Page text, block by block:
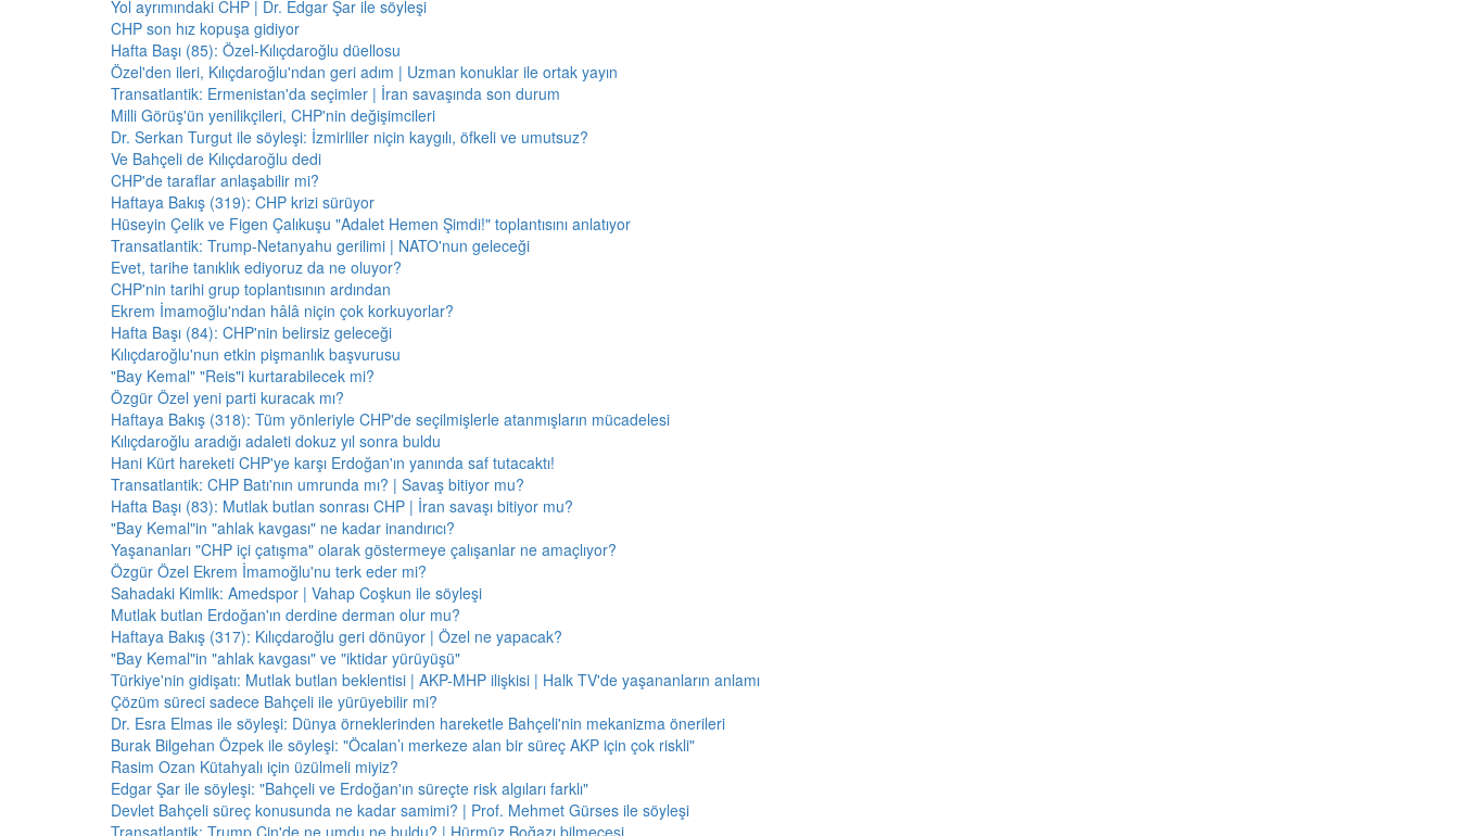
Yol ayrımındaki CHP | Dr. Edgar Şar ile söyleşi
CHP son hız kopuşa gidiyor
Hafta Başı (85): Özel-Kılıçdaroğlu düellosu
Özel'den ileri, Kılıçdaroğlu'ndan geri adım | Uzman konuklar ile ortak yayın
Transatlantik: Ermenistan'da seçimler | İran savaşında son durum
Milli Görüş'ün yenilikçileri, CHP'nin değişimcileri
Dr. Serkan Turgut ile söyleşi: İzmirliler niçin kaygılı, öfkeli ve umutsuz?
Ve Bahçeli de Kılıçdaroğlu dedi
CHP'de taraflar anlaşabilir mi?
Haftaya Bakış (319): CHP krizi sürüyor
Hüseyin Çelik ve Figen Çalıkuşu "Adalet Hemen Şimdi!" toplantısını anlatıyor
Transatlantik: Trump-Netanyahu gerilimi | NATO'nun geleceği
Evet, tarihe tanıklık ediyoruz da ne oluyor?
CHP'nin tarihi grup toplantısının ardından
Ekrem İmamoğlu'ndan hâlâ niçin çok korkuyorlar?
Hafta Başı (84): CHP'nin belirsiz geleceği
Kılıçdaroğlu'nun etkin pişmanlık başvurusu
"Bay Kemal" "Reis"i kurtarabilecek mi?
Özgür Özel yeni parti kuracak mı?
Haftaya Bakış (318): Tüm yönleriyle CHP'de seçilmişlerle atanmışların mücadelesi
Kılıçdaroğlu aradığı adaleti dokuz yıl sonra buldu
Hani Kürt hareketi CHP'ye karşı Erdoğan'ın yanında saf tutacaktı!
Transatlantik: CHP Batı'nın umrunda mı? | Savaş bitiyor mu?
Hafta Başı (83): Mutlak butlan sonrası CHP | İran savaşı bitiyor mu?
"Bay Kemal"in "ahlak kavgası" ne kadar inandırıcı?
Yaşananları "CHP içi çatışma" olarak göstermeye çalışanlar ne amaçlıyor?
Özgür Özel Ekrem İmamoğlu'nu terk eder mi?
Sahadaki Kimlik: Amedspor | Vahap Coşkun ile söyleşi
Mutlak butlan Erdoğan'ın derdine derman olur mu?
Haftaya Bakış (317): Kılıçdaroğlu geri dönüyor | Özel ne yapacak?
"Bay Kemal"in "ahlak kavgası" ve "iktidar yürüyüşü"
Türkiye'nin gidişatı: Mutlak butlan beklentisi | AKP-MHP ilişkisi | Halk TV'de yaşananların anlamı
Çözüm süreci sadece Bahçeli ile yürüyebilir mi?
Dr. Esra Elmas ile söyleşi: Dünya örneklerinden hareketle Bahçeli'nin mekanizma önerileri
Burak Bilgehan Özpek ile söyleşi: "Öcalan’ı merkeze alan bir süreç AKP için çok riskli"
Rasim Ozan Kütahyalı için üzülmeli miyiz?
Edgar Şar ile söyleşi: "Bahçeli ve Erdoğan'ın süreçte risk algıları farklı"
Devlet Bahçeli süreç konusunda ne kadar samimi? | Prof. Mehmet Gürses ile söyleşi
Transatlantik: Trump Çin'de ne umdu ne buldu? | Hürmüz Boğazı bilmecesi